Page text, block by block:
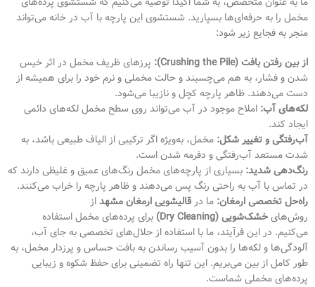
مخمل را به حرفه‌ای‌ها بسپارید. شستشوی این پارچه با آب در خانه می‌تواند
منجر به فجایع زیر شود:
از بین رفتن بافت (Crushing the Pile):
پرزهای ظریف مخمل در اثر خیس
شدن و فشار، به هم می‌چسبند و حالت مخملی و نرم خود را برای همیشه از
دست می‌دهند. ظاهر پارچه کچل و نازیبا می‌شود.
لکه‌های آب: املاح موجود در آب می‌تواند روی سطح مخمل لکه‌های دائمی
ایجاد کند.
آب‌رفتگی و تغییر شکل: مخمل، به‌ویژه اگر ترکیبی از الیاف طبیعی باشد، به
شدت مستعد آب‌رفتگی و دفرمه شدن است.
رنگ‌دهی شدید: بسیاری از پارچه‌های مخمل رنگ‌های عمیق و غلیظی دارند که
در تماس با آب به راحتی رنگ پس می‌دهند و ظاهر پارچه را خراب می‌کنند.
راه‌حل تخصصی ارمغان: ما در قالیشویی ارمغان مشهداز
روش‌هایخشک‌شویی (Dry Cleaning)
برای پرده‌های مخمل استفاده
می‌کنیم. در این فرآیند، ما با استفاده از حلال‌های تخصصی به جای آب،
آلودگی‌ها و لکه‌ها را بدون آسیب رساندن به بافت حساس و پرزدار مخمل، به
طور کامل از بین می‌بریم. این تنها راه تضمینی برای حفظ شکوه و زیبایی
پرده‌های مخملی شماست.